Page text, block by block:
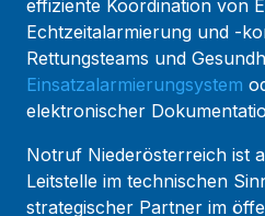
effiziente Koordination von
Echtzeitalarmierung und -
Rettungsteams und
Einsatzalarmierungsystem
elektronischer
Notruf Niederösterreich ist
Leitstelle im technischen
strategischer Partner im